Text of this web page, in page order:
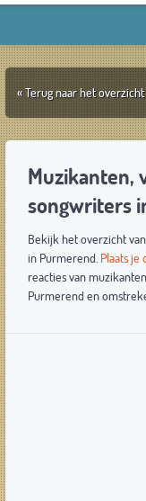
« Terug naar het overzicht
Muzikanten,
songwriters
Bekijk het overzicht
in Purmerend. Plaats je
reacties van
Purmerend en